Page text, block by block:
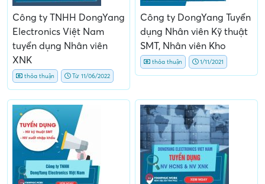
Công ty TNHH DongYang
Electronics Việt Nam
tuyển dụng Nhân viên
XNK
thỏa thuận Từ 11/06/2022
Công ty DongYang Tuyển
dụng Nhân viên Kỹ thuật
SMT, Nhân viên Kho
thỏa thuận 1/11/2021